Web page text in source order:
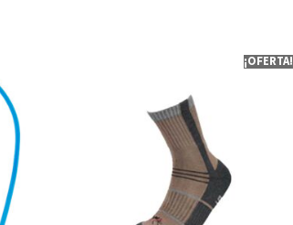
¡OFERTA!